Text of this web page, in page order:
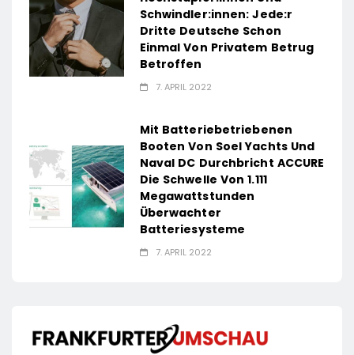
Schwindler:innen: Jede:r
Dritte Deutsche Schon
Einmal Von Privatem Betrug
Betroffen
7. APRIL 2022
Mit Batteriebetriebenen
Booten Von Soel Yachts Und
Naval DC Durchbricht ACCURE
Die Schwelle Von 1.111
Megawattstunden
Überwachter
Batteriesysteme
7. APRIL 2022